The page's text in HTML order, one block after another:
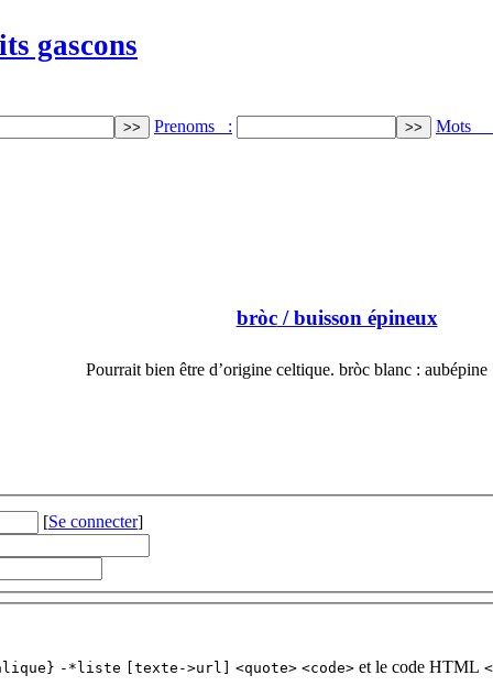
gascons
Prenoms : Mots
bròc/ buisson épineux
Pourrait bien être d’origine celtique. bròc blanc :
[Se connecter]
-*liste [texte->url] <quote> <code> et le code HTML